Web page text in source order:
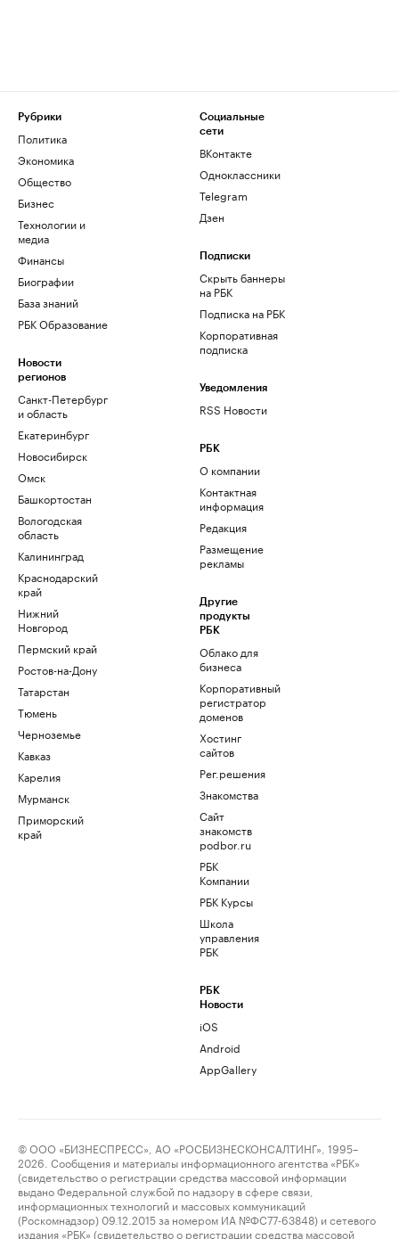
Рубрики
Политика
Экономика
Общество
Бизнес
Технологии и
медиа
Финансы
Биографии
База знаний
РБК Образование
Новости
регионов
Санкт-Петербург
и область
Екатеринбург
Новосибирск
Омск
Башкортостан
Вологодская
область
Калининград
Краснодарский
край
Нижний
Новгород
Пермский край
Ростов-на-Дону
Татарстан
Тюмень
Черноземье
Кавказ
Карелия
Мурманск
Приморский
край
Социальные
сети
ВКонтакте
Одноклассники
Telegram
Дзен
Подписки
Скрыть баннеры
на РБК
Подписка на РБК
Корпоративная
подписка
Уведомления
RSS Новости
РБК
О компании
Контактная
информация
Редакция
Размещение
рекламы
Другие
продукты
РБК
Облако для
бизнеса
Корпоративный
регистратор
доменов
Хостинг
сайтов
Рег.решения
Знакомства
Сайт
знакомств
podbor.ru
РБК
Компании
РБК Курсы
Школа
управления
РБК
РБК
Новости
iOS
Android
AppGallery
© ООО «БИЗНЕСПРЕСС», АО «РОСБИЗНЕСКОНСАЛТИНГ», 1995–
2026. Сообщения и материалы информационного агентства «РБК»
(свидетельство о регистрации средства массовой информации
выдано Федеральной службой по надзору в сфере связи,
информационных технологий и массовых коммуникаций
(Роскомнадзор) 09.12.2015 за номером ИА №ФС77-63848) и сетевого
издания «РБК» (свидетельство о регистрации средства массовой